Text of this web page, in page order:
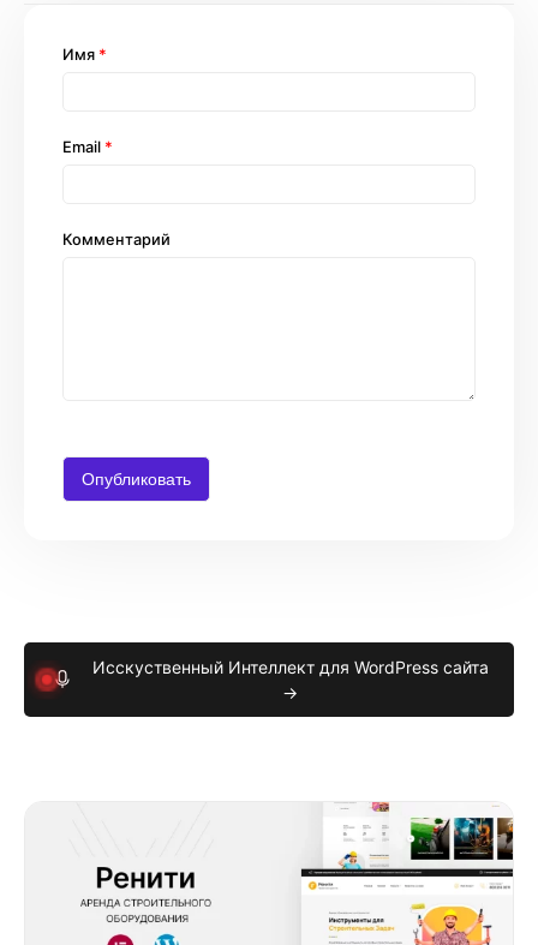
Комментарий
Имя *
Email *
Исскуственный Интеллект для WordPress сайта
→